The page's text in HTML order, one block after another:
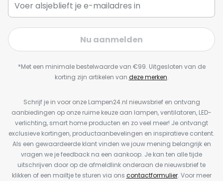
Nu aanmelden
*Met een minimale bestelwaarde van €99. Uitgesloten van de
korting zijn artikelen van deze merken.
Schrijf je in voor onze Lampen24.nl nieuwsbrief en ontvang
aanbiedingen op onze ruime keuze aan lampen, ventilatoren, LED-
verlichting, smart home producten en zo veel meer! Je ontvangt
exclusieve kortingen, productaanbevelingen en inspiratieve content.
Als een gewaardeerde klant vinden we jouw mening belangrijk en
vragen we je feedback na een aankoop. Je kan ten alle tijde
uitschrijven door op de afmeldlink onderaan de nieuwsbrief te
klikken of een mailtje te sturen via ons contactformulier. Voor meer